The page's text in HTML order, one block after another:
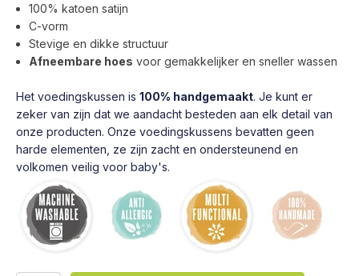
100% katoen satijn
C-vorm
Stevige en dikke structuur
Afneembare hoes voor gemakkelijker en sneller wassen
Het voedingskussen is 100% handgemaakt. Je kunt er
zeker van zijn dat we aandacht besteden aan elk detail van
onze producten. Onze voedingskussens bevatten geen
harde elementen, ze zijn zacht en ondersteunend en
volkomen veilig voor baby's.